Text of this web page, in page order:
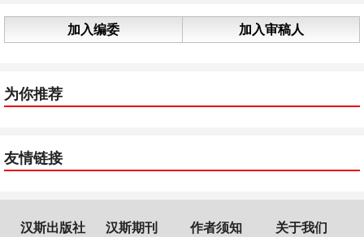
加入编委 加入审稿人
为你推荐
友情链接
汉斯出版社 汉斯期刊 作者须知 关于我们